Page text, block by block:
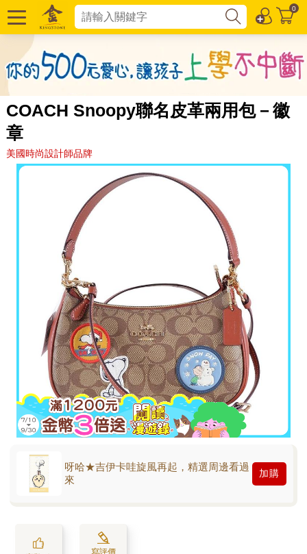
0
COACH Snoopy聯名皮革兩用包－徽
章
美國時尚設計師品牌
呀哈★吉伊卡哇旋風再起，精選周邊看過
來
加購
寫評價